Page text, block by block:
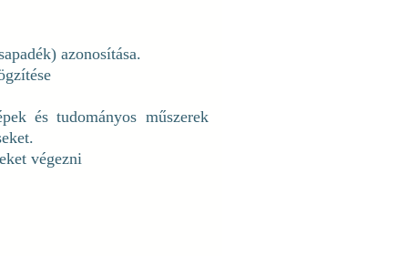
azonosítása.
és tudományos műszerek
végezni